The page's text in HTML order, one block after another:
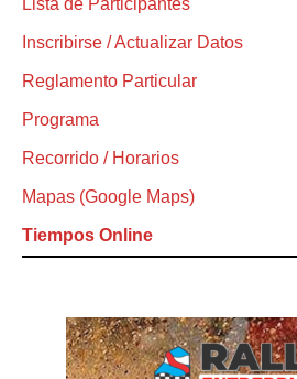
Inscribirse / Actualizar Datos
Reglamento Particular
Programa
Recorrido / Horarios
Mapas (Google Maps)
Tiempos Online